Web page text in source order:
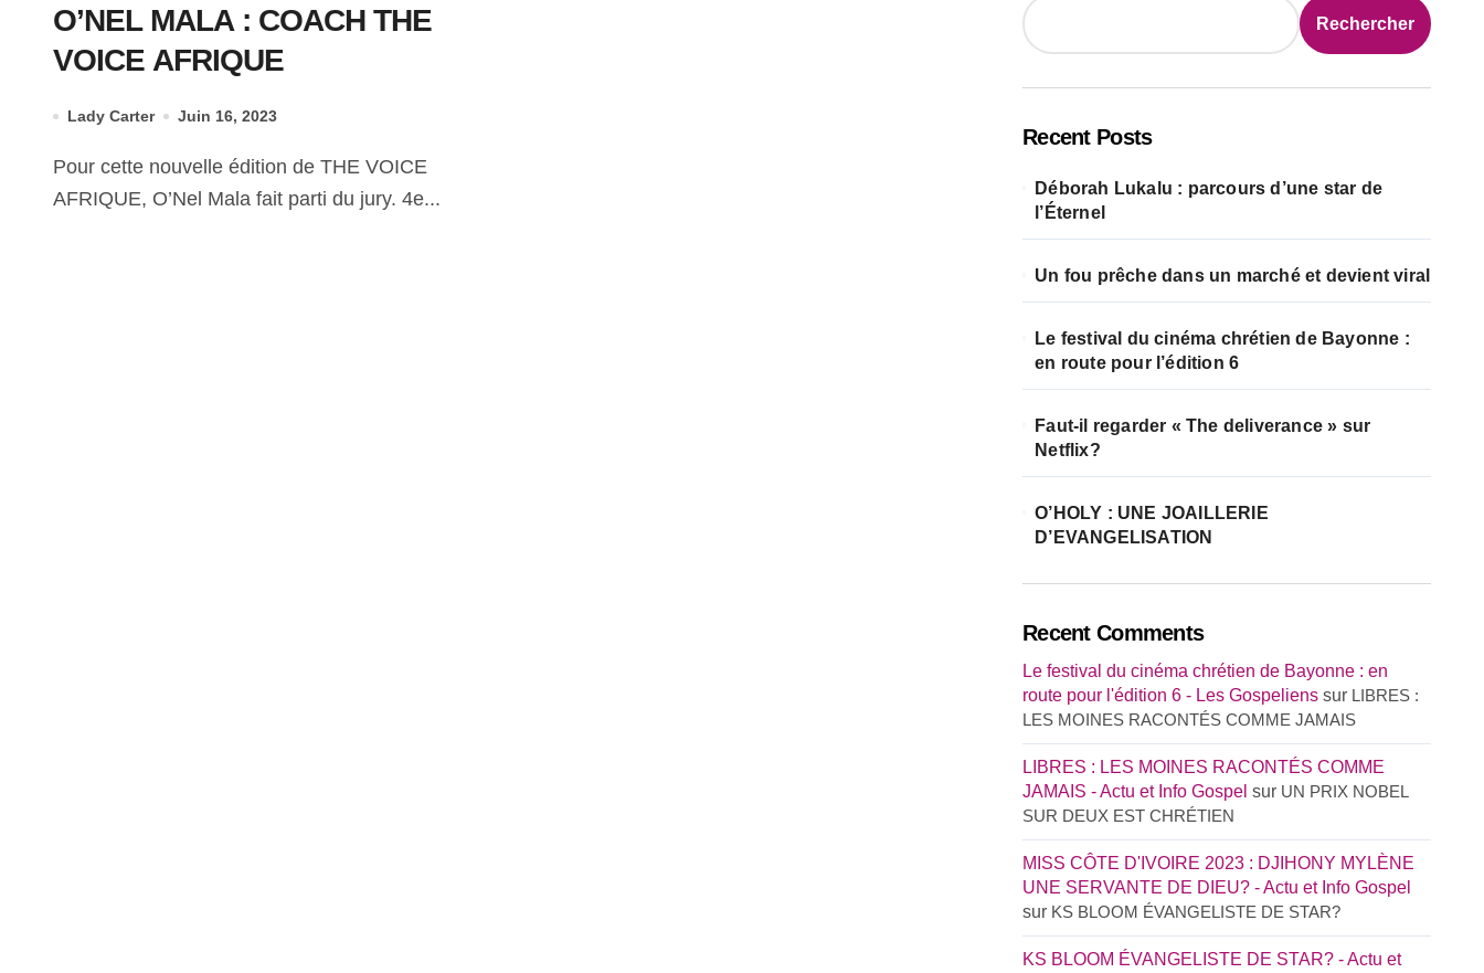
O’NEL MALA : COACH THE
VOICE AFRIQUE
Lady Carter Juin 16, 2023
Pour cette nouvelle édition de THE VOICE
AFRIQUE, O’Nel Mala fait parti du jury. 4e...
Rechercher
Recent Posts
Déborah Lukalu : parcours d’une star de
l’Éternel
Un fou prêche dans un marché et devient viral
Le festival du cinéma chrétien de Bayonne :
en route pour l’édition 6
Faut-il regarder « The deliverance » sur
Netflix?
O’HOLY : UNE JOAILLERIE
D’EVANGELISATION
Recent Comments
Le festival du cinéma chrétien de Bayonne : en
route pour l'édition 6 - Les Gospeliens sur LIBRES :
LES MOINES RACONTÉS COMME JAMAIS
LIBRES : LES MOINES RACONTÉS COMME
JAMAIS - Actu et Info Gospel sur UN PRIX NOBEL
SUR DEUX EST CHRÉTIEN
MISS CÔTE D'IVOIRE 2023 : DJIHONY MYLÈNE
UNE SERVANTE DE DIEU? - Actu et Info Gospel
sur KS BLOOM ÉVANGELISTE DE STAR?
KS BLOOM ÉVANGELISTE DE STAR? - Actu et